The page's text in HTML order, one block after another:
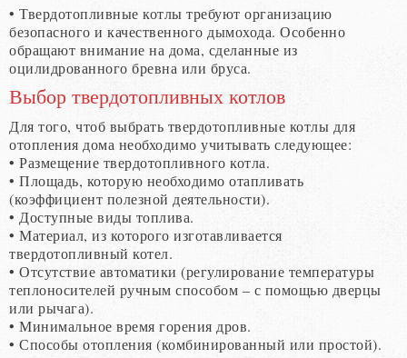
• Твердотопливные котлы требуют организацию
безопасного и качественного дымохода. Особенно
обращают внимание на дома, сделанные из
оцилидрованного бревна или бруса.
Выбор твердотопливных котлов
Для того, чтоб выбрать твердотопливные котлы для
отопления дома необходимо учитывать следующее:
• Размещение твердотопливного котла.
• Площадь, которую необходимо отапливать
(коэффициент полезной деятельности).
• Доступные виды топлива.
• Материал, из которого изготавливается
твердотопливный котел.
• Отсутствие автоматики (регулирование температуры
теплоносителей ручным способом – с помощью дверцы
или рычага).
• Минимальное время горения дров.
• Способы отопления (комбинированный или простой).